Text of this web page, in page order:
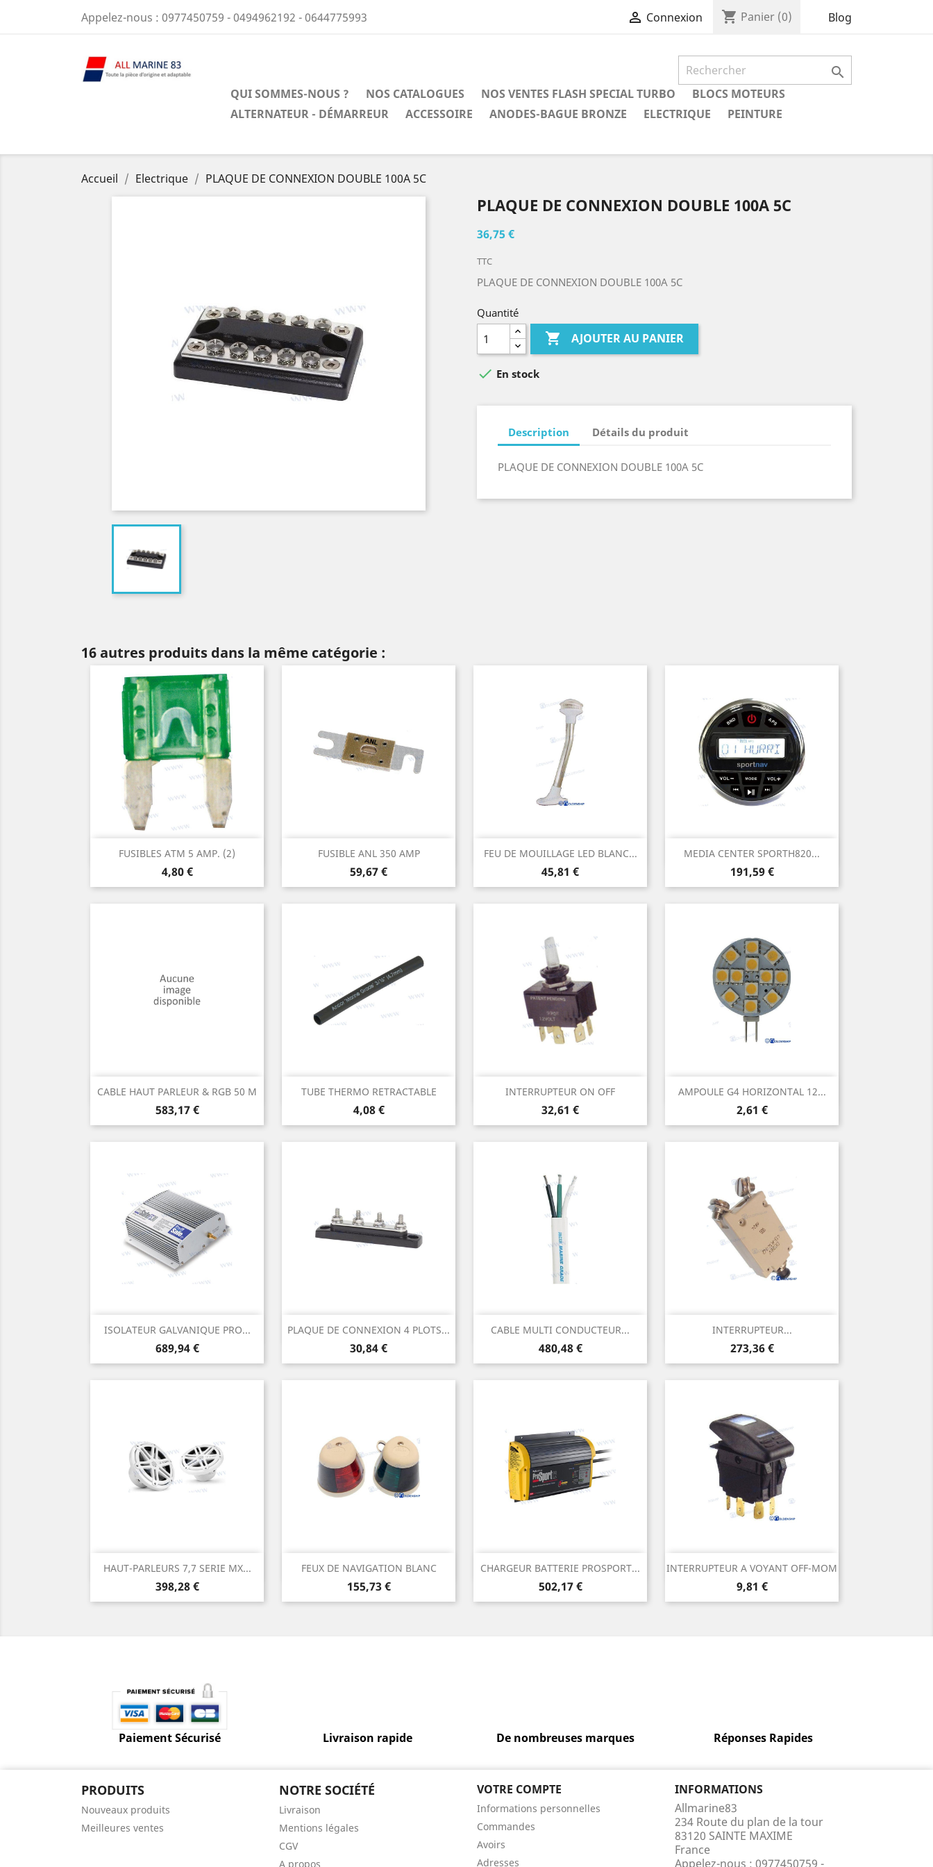
Appelez-nous : 0977450759 - 0494962192 - 0644775993  Connexion shopping_cart Panier (0) Blog

QUI SOMMES-NOUS ? NOS CATALOGUES NOS VENTES FLASH SPECIAL TURBO
BLOCS MOTEURS
ALTERNATEUR - DÉMARREUR
ACCESSOIRE ANODES-BAGUE BRONZE ELECTRIQUE PEINTURE
Accueil Electrique PLAQUE DE CONNEXION DOUBLE 100A 5C
PLAQUE DE CONNEXION DOUBLE 100A 5C
36,75 €
TTC
PLAQUE DE CONNEXION DOUBLE 100A 5C
Quantité
 AJOUTER AU PANIER
 En stock
Description Détails du produit
PLAQUE DE CONNEXION DOUBLE 100A 5C
16 autres produits dans la même catégorie :
FUSIBLES ATM 5 AMP. (2)
Prix
4,80 €
Aperçu rapide FUSIBLE ANL 350 AMP
Prix
59,67 €
Aperçu rapide FEU DE MOUILLAGE LED BLANC...
Prix
45,81 €
Aperçu rapide MEDIA CENTER SPORTH820...
Prix
191,59 €
Aperçu rapide
CABLE HAUT PARLEUR & RGB 50 M
Prix
583,17 €
Aperçu rapide TUBE THERMO RETRACTABLE
Prix
4,08 €
Aperçu rapide INTERRUPTEUR ON OFF
Prix
32,61 €
Aperçu rapide AMPOULE G4 HORIZONTAL 12...
Prix
2,61 €
Aperçu rapide
ISOLATEUR GALVANIQUE PRO...
Prix
689,94 €
Aperçu rapide PLAQUE DE CONNEXION 4 PLOTS...
Prix
30,84 €
Aperçu rapide CABLE MULTI CONDUCTEUR...
Prix
480,48 €
Aperçu rapide INTERRUPTEUR...
Prix
273,36 €
Aperçu rapide
HAUT-PARLEURS 7,7 SERIE MX...
Prix
398,28 €
Aperçu rapide FEUX DE NAVIGATION BLANC
Prix
155,73 €
Aperçu rapide CHARGEUR BATTERIE PROSPORT...
Prix
502,17 €
Aperçu rapide INTERRUPTEUR A VOYANT OFF-MOM
Prix
9,81 €
Aperçu rapide
Paiement Sécurisé Livraison rapide De nombreuses marques Réponses Rapides
PRODUITS
Nouveaux produits
Meilleures ventes
NOTRE SOCIÉTÉ
Livraison
Mentions légales
CGV
A propos
VOTRE COMPTE
Informations personnelles
Commandes
Avoirs
Adresses
INFORMATIONS
Allmarine83
234 Route du plan de la tour
83120 SAINTE MAXIME
France
Appelez-nous : 0977450759 -